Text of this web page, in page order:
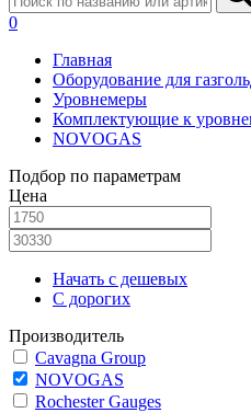
0
Главная
Оборудование для
Уровнемеры
Комплектующие к
NOVOGAS
Подбор по параметрам
Цена
Начать с дешевых
С дорогих
Производитель
Cavagna Group
NOVOGAS
Rochester Gauges